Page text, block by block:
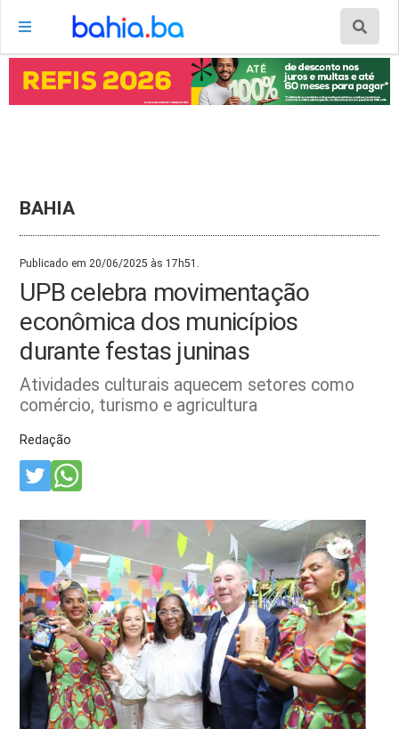
BAHIA
Publicado em 20/06/2025 às 17h51.
UPB celebra movimentação
econômica dos municípios
durante festas juninas
Atividades culturais aquecem setores como
comércio, turismo e agricultura
Redação